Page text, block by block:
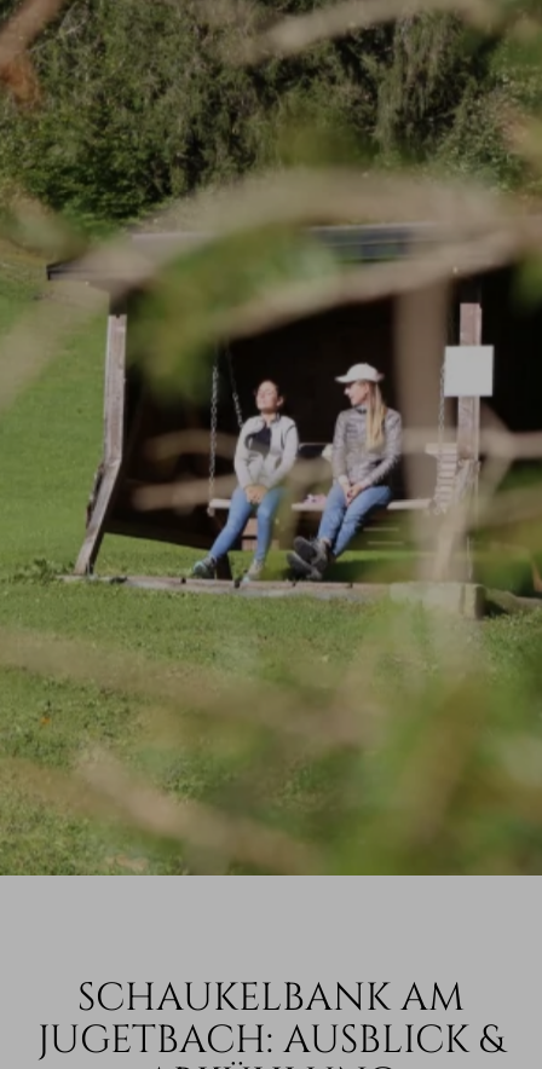
SCHAUKELBANK AM
JUGETBACH: AUSBLICK &